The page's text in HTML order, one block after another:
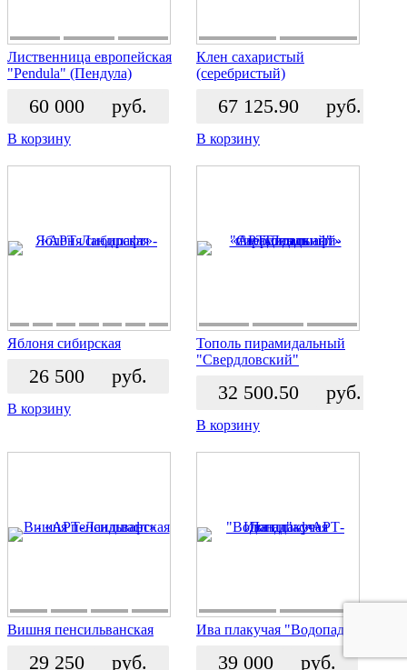
Лиственница европейская
"Pendula" (Пендула)
60 000 руб.
В корзину
Клен сахаристый
(серебристый)
67 125.90 руб.
В корзину
Яблоня сибирская
26 500 руб.
В корзину
Тополь пирамидальный
"Свердловский"
32 500.50 руб.
В корзину
Вишня пенсильванская
29 250 руб.
Ива плакучая "Водопад"
39 000 руб.